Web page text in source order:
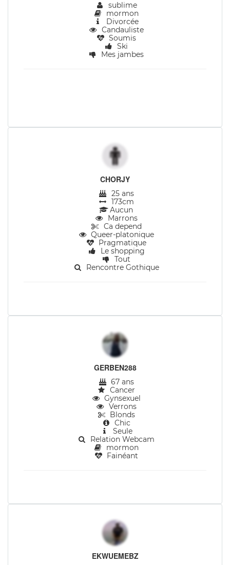
sublime
mormon
Divorcée
Candauliste
Soumis
Ski
Mes jambes
CHORJY
25 ans
173cm
Aucun
Marrons
Ca depend
Queer-platonique
Pragmatique
Le shopping
Tout
Rencontre Gothique
GERBEN288
67 ans
Cancer
Gynsexuel
Verrons
Blonds
Chic
Seule
Relation Webcam
mormon
Fainéant
EKWUEMEBZ